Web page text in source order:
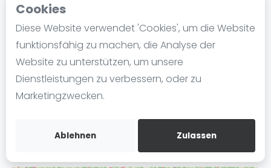
Cookies
Diese Website verwendet 'Cookies', um die Website
funktionsfähig zu machen, die Analyse der
Website zu unterstützen, um unsere
Dienstleistungen zu verbessern, oder zu
Marketingzwecken.
Ablehnen Zulassen
Blog
Die Geschichte von Padel
Regeln und Punktzählung
Padel Schläge
Video
Playtomic
Padelon Heilbronn | Heilbronn
Würzburger Straße 52
74078Heilbronn
Routebeschrijving